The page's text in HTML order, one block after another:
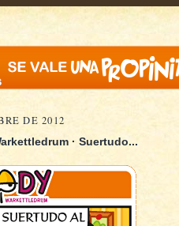
DE 2012
· Suertudo...